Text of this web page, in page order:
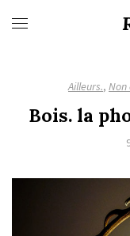
Ailleurs., Non
Bois. la